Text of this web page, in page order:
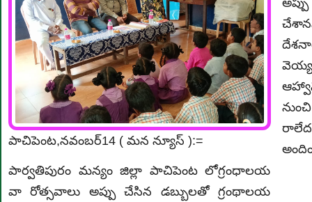
పాచిపెంట,నవంబర్14 ( మన న్యూస్ ):=
పార్వతిపురం మన్యం జిల్లా పాచిపెంట లోగ్రంధాలయ
వా రోత్సవాలు అప్పు చేసిన డబ్బులతో గ్రంథాలయ